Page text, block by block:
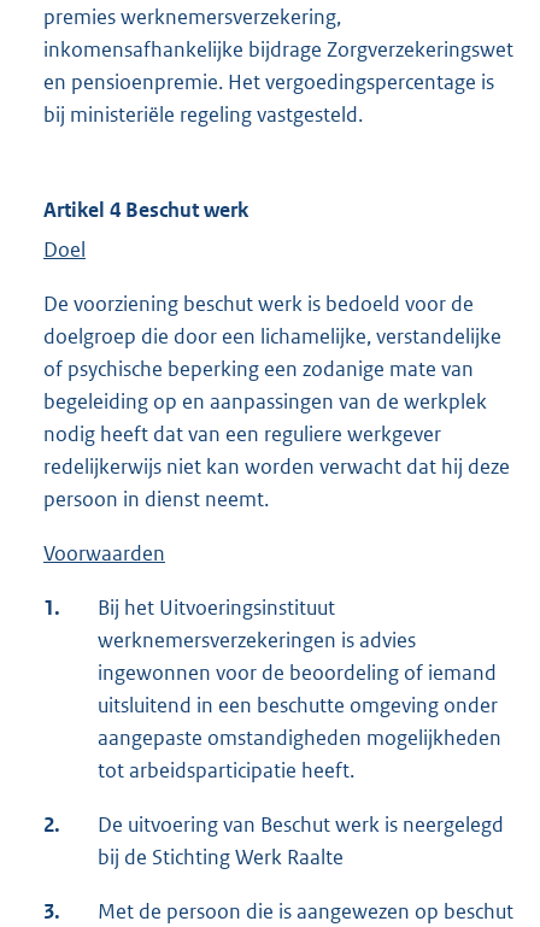
premies werknemersverzekering,
inkomensafhankelijke bijdrage Zorgverzekeringswet
en pensioenpremie. Het vergoedingspercentage is
bij ministeriële regeling vastgesteld.
Artikel 4 Beschut werk
Doel
De voorziening beschut werk is bedoeld voor de
doelgroep die door een lichamelijke, verstandelijke
of psychische beperking een zodanige mate van
begeleiding op en aanpassingen van de werkplek
nodig heeft dat van een reguliere werkgever
redelijkerwijs niet kan worden verwacht dat hij deze
persoon in dienst neemt.
Voorwaarden
1.
Bij het Uitvoeringsinstituut
werknemersverzekeringen is advies
ingewonnen voor de beoordeling of iemand
uitsluitend in een beschutte omgeving onder
aangepaste omstandigheden mogelijkheden
tot arbeidsparticipatie heeft.
2.
De uitvoering van Beschut werk is neergelegd
bij de Stichting Werk Raalte
3.
Met de persoon die is aangewezen op beschut